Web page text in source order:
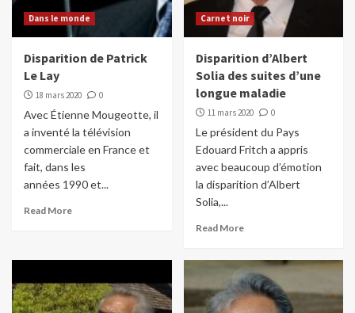
Dans le monde
Disparition de Patrick
Le Lay
18 mars 2020 0
Avec Étienne Mougeotte, il
a inventé la télévision
commerciale en France et
fait, dans les
années 1990 et...
Read More
Carnet noir
Disparition d’Albert
Solia des suites d’une
longue maladie
11 mars 2020 0
Le président du Pays
Edouard Fritch a appris
avec beaucoup d’émotion
la disparition d’Albert
Solia,...
Read More